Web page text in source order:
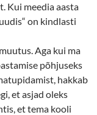
Kui meedia aasta
on kindlasti
Aga kui ma
põhjuseks
hakkab
et asjad oleks
et tema kooli